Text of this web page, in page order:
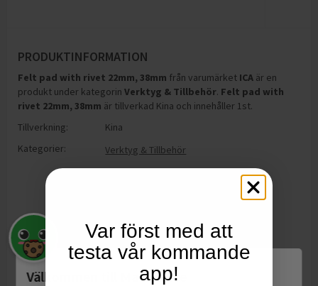
PRODUKTINFORMATION
Felt pad with rivet 22mm, 38mm från varumärket ICA är en
produkt under kategorin Verktyg & Tillbehör. Felt pad with
rivet 22mm, 38mm är tillverkad Kina och innehåller 1st.
Tillverkning:
Kina
Kategorier:
Verktyg & Tillbehör
Välkommen till Matspar.se
Var först med att
testa vår kommande
app!